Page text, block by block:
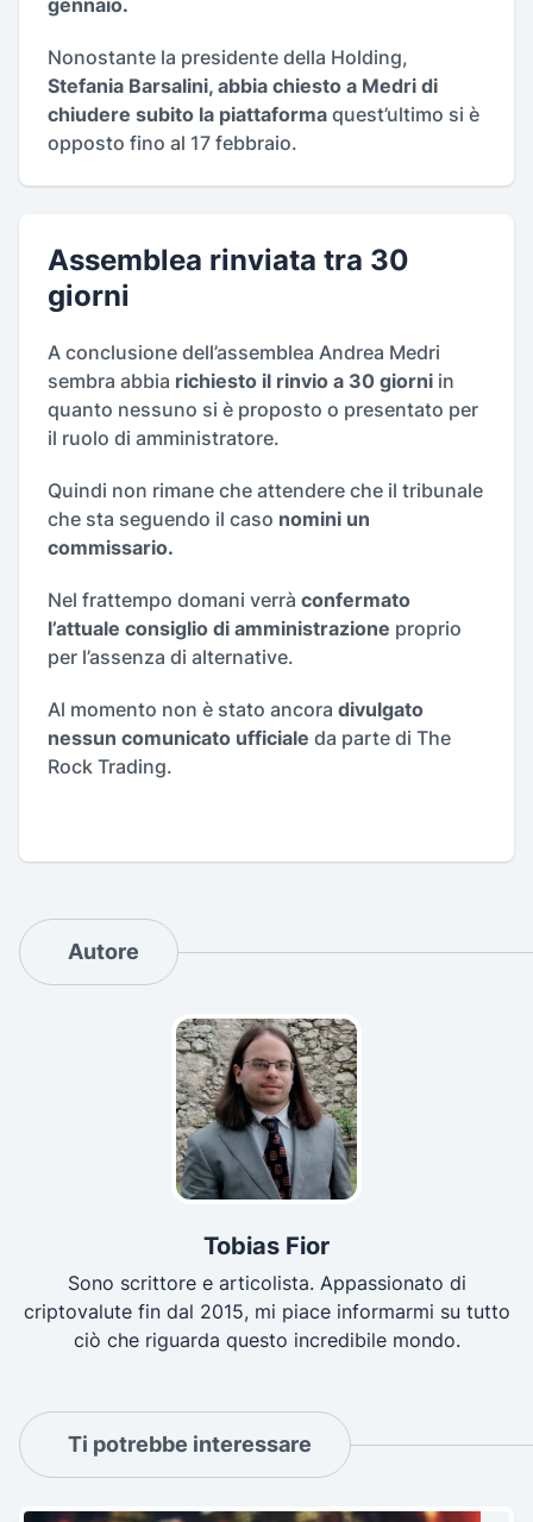
gennaio.
Nonostante la presidente della Holding,
Stefania Barsalini, abbia chiesto a Medri di
chiudere subito la piattaforma quest’ultimo si è
opposto fino al 17 febbraio.
Assemblea rinviata tra 30
giorni
A conclusione dell’assemblea Andrea Medri
sembra abbia richiesto il rinvio a 30 giorni in
quanto nessuno si è proposto o presentato per
il ruolo di amministratore.
Quindi non rimane che attendere che il tribunale
che sta seguendo il caso nomini un
commissario.
Nel frattempo domani verrà confermato
l’attuale consiglio di amministrazione proprio
per l’assenza di alternative.
Al momento non è stato ancora divulgato
nessun comunicato ufficiale da parte di The
Rock Trading.
Autore
Tobias Fior
Sono scrittore e articolista. Appassionato di
criptovalute fin dal 2015, mi piace informarmi su tutto
ciò che riguarda questo incredibile mondo.
Ti potrebbe interessare